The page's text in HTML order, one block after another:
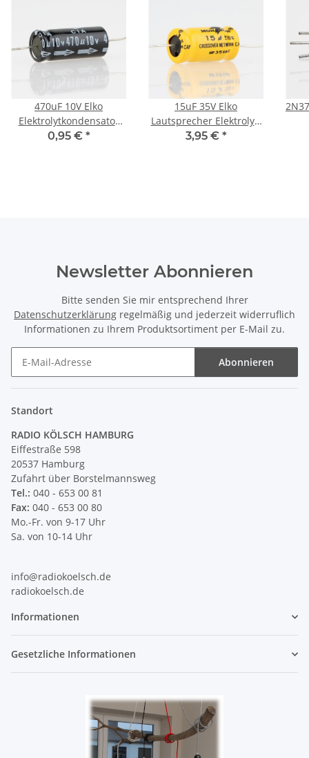
470uF 10V Elko
Elektrolytkondensator
Axial 85° 10x24mm
0,95 € *
15uF 35V Elko
Lautsprecher Elektrolyt-
Kondensator Axial
3,95 € *
Newsletter Abonnieren
Bitte senden Sie mir entsprechend Ihrer
Datenschutzerklärung regelmäßig und jederzeit widerruflich
Informationen zu Ihrem Produktsortiment per E-Mail zu.
Abonnieren
Standort
RADIO KÖLSCH HAMBURG
Eiffestraße 598
20537 Hamburg
Zufahrt über Borstelmannsweg
Tel.: 040 - 653 00 81
Fax: 040 - 653 00 80
Mo.-Fr. von 9-17 Uhr
Sa. von 10-14 Uhr
info@radiokoelsch.de
radiokoelsch.de
Informationen
Gesetzliche Informationen